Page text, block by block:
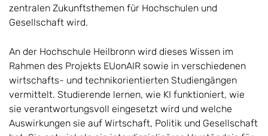
zentralen Zukunftsthemen für Hochschulen und
Gesellschaft wird.
An der Hochschule Heilbronn wird dieses Wissen im
Rahmen des Projekts EUonAIR sowie in verschiedenen
wirtschafts- und technikorientierten Studiengängen
vermittelt. Studierende lernen, wie KI funktioniert, wie
sie verantwortungsvoll eingesetzt wird und welche
Auswirkungen sie auf Wirtschaft, Politik und Gesellschaft